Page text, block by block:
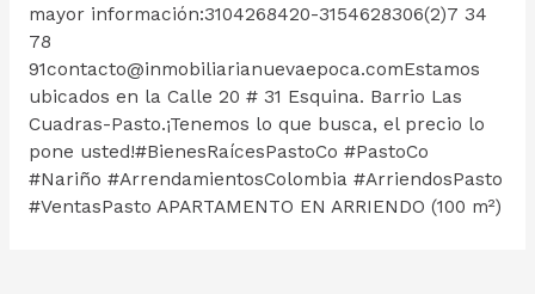
mayor información:3104268420-3154628306(2)7 34
78
91contacto@inmobiliarianuevaepoca.comEstamos
ubicados en la Calle 20 # 31 Esquina. Barrio Las
Cuadras-Pasto.¡Tenemos lo que busca, el precio lo
pone usted!#BienesRaícesPastoCo #PastoCo
#Nariño #ArrendamientosColombia #ArriendosPasto
#VentasPasto APARTAMENTO EN ARRIENDO (100 m²)